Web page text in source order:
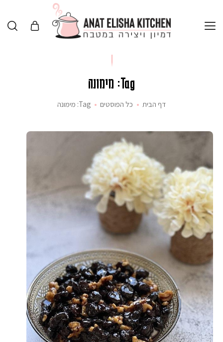
Tag: מימונה
דף הבית כל הפוסטים Tag: מימונה